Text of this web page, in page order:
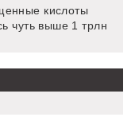
кислоты
чуть выше 1 трлн